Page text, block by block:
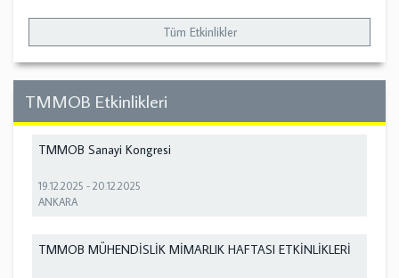
Tüm Etkinlikler
TMMOB Etkinlikleri
TMMOB Sanayi Kongresi
19.12.2025 -20.12.2025
ANKARA
TMMOB MÜHENDİSLİK MİMARLIK HAFTASI ETKİNLİKLERİ